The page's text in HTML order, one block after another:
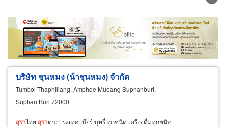
Wholesale Retail Manufacturer
Dealer
Exporter/Importer
Service Business
บริษัท ชุนหมง (น้าชุนหมง) จำกัด
Tumbol Thaphiliang, Amphoe Mueang Suphanburi,
Suphan Buri 72000
สุราไทย สุราต่างประเทศ เบียร์ บุหรี่ ทุกชนิด เครื่องดื่มทุกชนิด